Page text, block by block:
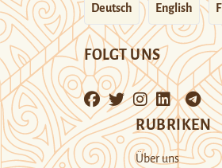
Deutsch English
FOLGT UNS
RUBRIKEN
Über uns